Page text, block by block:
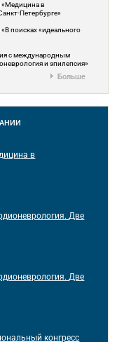
«Медицина в
Петербурге»
поисках «идеального
с международным
и эпилепсия»
Больше
в
Две
Две
конгресс